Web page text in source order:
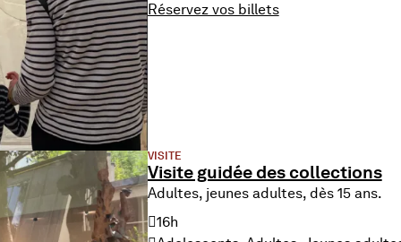
Réservez vos billets
VISITE
Visite guidée des collections
Adultes, jeunes adultes, dès 15 ans.
16h